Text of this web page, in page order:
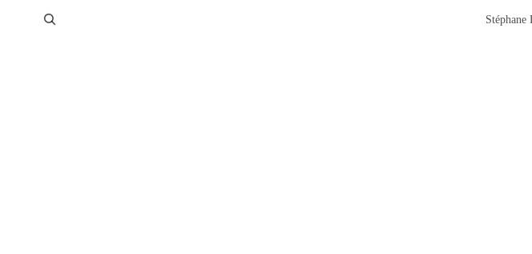
Stéphane